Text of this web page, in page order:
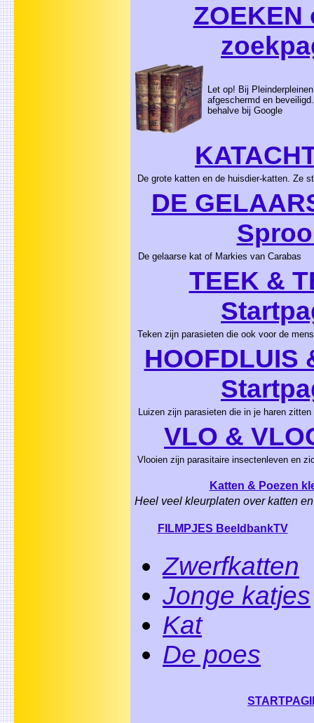
ZOEKEN
Let op! Bij
afgeschermd en
behalve bij Google
De grote katten en de huisdier-katten. Ze
DE
De gelaarse kat of Markies van Carabas
TEEK &
Teken zijn parasieten die ook voor de
HOOFDLUIS
Luizen zijn parasieten die in je haren zitten
VLO &
Vlooien zijn parasitaire insectenleven en
Katten & Poezen
Heel veel kleurplaten over katten
FILMPJES BeeldbankTV
Zwerfkatten
Jonge katjes
Kat
De poes